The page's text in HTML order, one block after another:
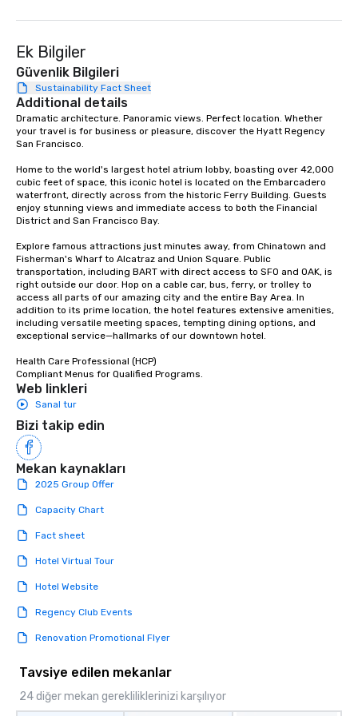
walking in between,
countless
down at each venue
traverse along the
experiences not only
Lip Smacking Foodie
groups, small or large.
experiences can
groups from as few
as 500 guests,
choice for any
Ek Bilgiler
Güvenlik Bilgileri
Sustainability Fact Sheet
Additional details
Dramatic architecture. Panoramic views. Perfect location. Whether
your travel is for business or pleasure, discover the Hyatt Regency
San Francisco.
Home to the world's largest hotel atrium lobby, boasting over 42,000
cubic feet of space, this iconic hotel is located on the Embarcadero
waterfront, directly across from the historic Ferry Building. Guests
enjoy stunning views and immediate access to both the Financial
District and San Francisco Bay.
Explore famous attractions just minutes away, from Chinatown and
Fisherman's Wharf to Alcatraz and Union Square. Public
transportation, including BART with direct access to SFO and OAK, is
right outside our door. Hop on a cable car, bus, ferry, or trolley to
access all parts of our amazing city and the entire Bay Area. In
addition to its prime location, the hotel features extensive amenities,
including versatile meeting spaces, tempting dining options, and
exceptional service—hallmarks of our downtown hotel.
Health Care Professional (HCP)
Compliant Menus for Qualified Programs.
Web linkleri
Sanal tur
Bizi takip edin
Mekan kaynakları
2025 Group Offer
Capacity Chart
Fact sheet
Hotel Virtual Tour
Hotel Website
Regency Club Events
Renovation Promotional Flyer
Tavsiye edilen mekanlar
24 diğer mekan gerekliliklerinizi karşılıyor